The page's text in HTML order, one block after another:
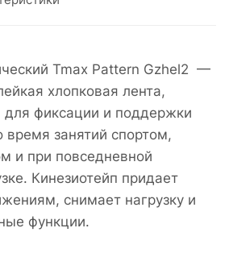
Tmax Pattern Gzhel2 —
хлопковая лента,
для фиксации и поддержки
занятий спортом,
и при повседневной
Кинезиотейп придает
снимает нагрузку и
функции.